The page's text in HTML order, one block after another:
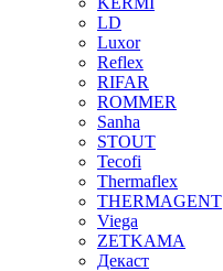
LD
Luxor
Reflex
RIFAR
ROMMER
Sanha
STOUT
Tecofi
Thermaflex
THERMAGENT
Viega
ZETKAMA
Декаст